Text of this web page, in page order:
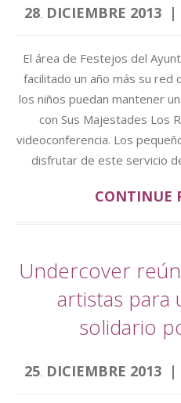
28. DICIEMBRE 2013
El área de Festejos del
facilitado un año más su red
los niños puedan mantener
con Sus Majestades Los
videoconferencia. Los
disfrutar de este servicio
CONTINUE
Undercover
artistas para
solidario
25. DICIEMBRE 2013